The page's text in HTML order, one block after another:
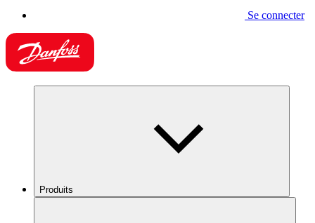
Se connecter
Produits